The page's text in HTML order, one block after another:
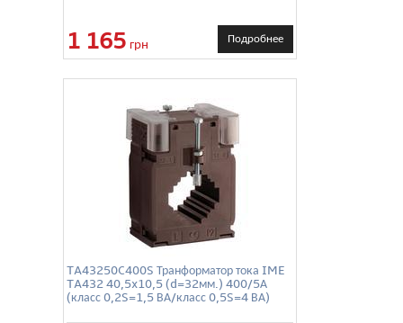
1 165 грн Подробнее
TA43250C400S Транформатор тока IME
TA432 40,5x10,5 (d=32мм.) 400/5А
(класс 0,2S=1,5 ВА/класс 0,5S=4 ВА)